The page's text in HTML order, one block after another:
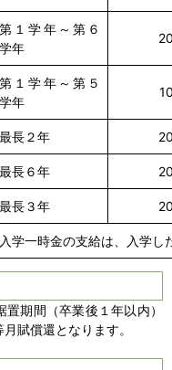
第１学年～第６
学年
第１学年～第５
学年
最長２年
最長６年
最長３年
入学一時金の支給は、入学し
期間（卒業後１年以内）
賦償還となります。